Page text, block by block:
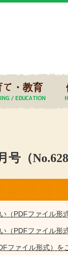
て・教育
（No.628
（PDFファイル形
（PDFファイル形
ファイル形式）を